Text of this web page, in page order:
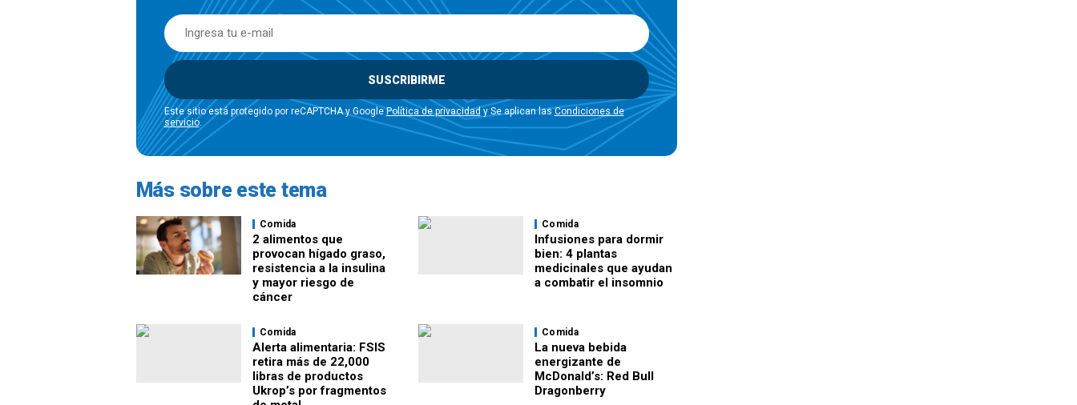
SUSCRIBIRME
Este sitio está protegido por reCAPTCHA y GooglePolítica de privacidady Se aplican lasCondiciones de
servicio.
Más sobre este tema
Comida
2 alimentos que
provocan hígado graso,
resistencia a la insulina
y mayor riesgo de
cáncer
Comida
Infusiones para dormir
bien: 4 plantas
medicinales que ayudan
a combatir el insomnio
Comida
Alerta alimentaria: FSIS
retira más de 22,000
libras de productos
Ukrop’s por fragmentos
Comida
La nueva bebida
energizante de
McDonald’s: Red Bull
Dragonberry